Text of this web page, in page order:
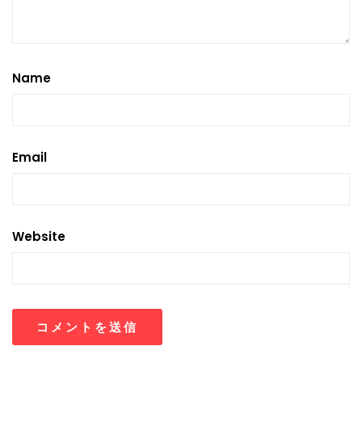
Name
Email
Website